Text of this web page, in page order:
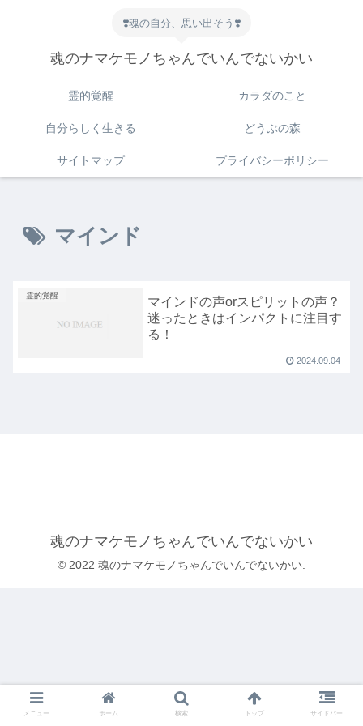
❣️魂の自分、思い出そう❣️
魂のナマケモノちゃんでいんでないかい
霊的覚醒 カラダのこと
自分らしく生きる どうぶの森
サイトマップ プライバシーポリシー
マインド
霊的覚醒
マインドの声orスピリットの声？
迷ったときはインパクトに注目す
る！
2024.09.04
魂のナマケモノちゃんでいんでないかい
© 2022 魂のナマケモノちゃんでいんでないかい.
メニュー ホーム 検索 トップ サイドバー